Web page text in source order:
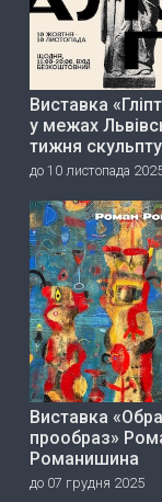
Виставка
у межах
тижня
до 10 листопада
Виставка
прообраз»
Романишина
до 07 грудня 2025